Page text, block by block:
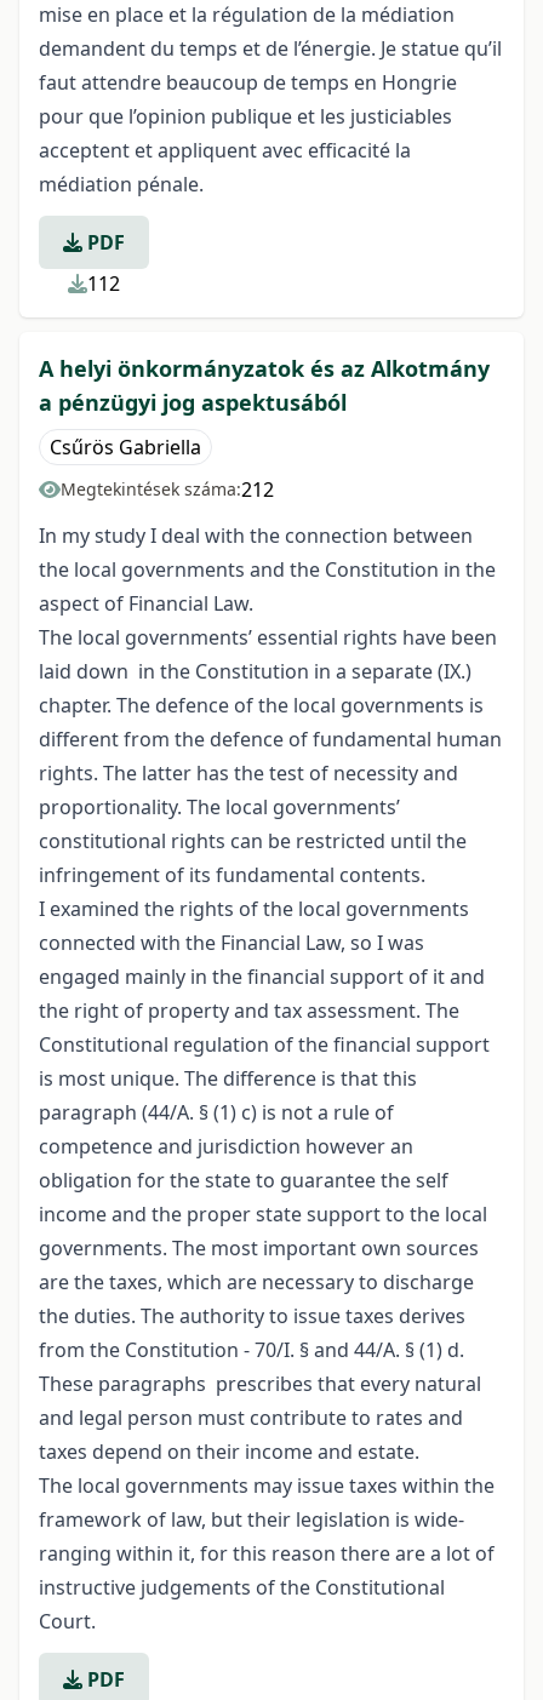
mise en place et la régulation de la médiation
demandent du temps et de l’énergie. Je statue qu’il
faut attendre beaucoup de temps en Hongrie
pour que l’opinion publique et les justiciables
acceptent et appliquent avec efficacité la
médiation pénale.
PDF
112
A helyi önkormányzatok és az Alkotmány
a pénzügyi jog aspektusából
Csűrös Gabriella
Megtekintések száma:212
In my study I deal with the connection between
the local governments and the Constitution in the
aspect of Financial Law.
The local governments’ essential rights have been
laid down in the Constitution in a separate (IX.)
chapter. The defence of the local governments is
different from the defence of fundamental human
rights. The latter has the test of necessity and
proportionality. The local governments’
constitutional rights can be restricted until the
infringement of its fundamental contents.
I examined the rights of the local governments
connected with the Financial Law, so I was
engaged mainly in the financial support of it and
the right of property and tax assessment. The
Constitutional regulation of the financial support
is most unique. The difference is that this
paragraph (44/A. § (1) c) is not a rule of
competence and jurisdiction however an
obligation for the state to guarantee the self
income and the proper state support to the local
governments. The most important own sources
are the taxes, which are necessary to discharge
the duties. The authority to issue taxes derives
from the Constitution - 70/I. § and 44/A. § (1) d.
These paragraphs prescribes that every natural
and legal person must contribute to rates and
taxes depend on their income and estate.
The local governments may issue taxes within the
framework of law, but their legislation is wide-
ranging within it, for this reason there are a lot of
instructive judgements of the Constitutional
Court.
PDF